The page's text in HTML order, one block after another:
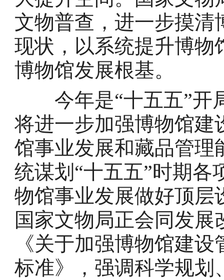
文物普查，进一步摸清
现状，以系统提升博物
博物馆发展根基。
今年是“十五五”开
将进一步加强博物馆建
馆事业发展和藏品管理
统谋划“十五五”时期
物馆事业发展做好顶层
国家文物局正会同发
《关于加强博物馆建
标准》，强调科学规划